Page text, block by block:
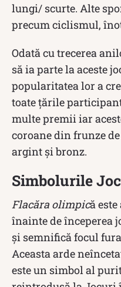
lungi/ scurte. Alte
precum ciclismul,
Odată cu trecerea
să ia parte la aceste
popularitatea lor a
toate țările
multe premii iar
coroane din frunze
argint și bronz.
Simbolurile
Flacăra olimpică
înainte de începerea
și semnifică focul
Aceasta arde
este un simbol al